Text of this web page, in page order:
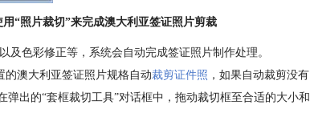
“照片裁切”来完成澳大利亚签证照片剪裁
及色彩修正等，系统会自动完成签证照片制作处理。
的澳大利亚签证照片规格自动裁剪证件照 ，如果自动裁剪没有
出的“套框裁切工具”对话框中，拖动裁切框至合适的大小和